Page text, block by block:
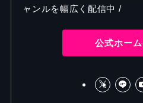
ャンルを幅広く配信中 /
公式ホー